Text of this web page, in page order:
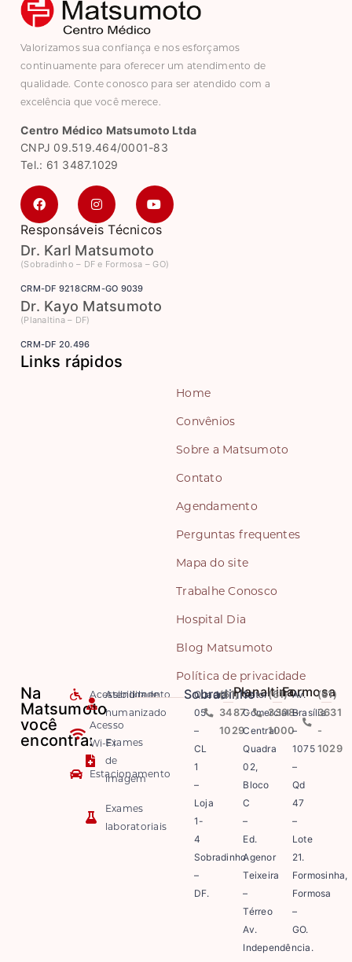
Valorizamos sua confiança e nos esforçamos
continuamente para oferecer um atendimento de
qualidade. Conte conosco para ser atendido com a
excelência que você merece.
Centro Médico Matsumoto Ltda
CNPJ 09.519.464/0001-83
Tel.: 61 3487.1029
Responsáveis Técnicos
Dr. Karl Matsumoto
(Sobradinho – DF e Formosa – GO)
CRM-DF 9218CRM-GO 9039
Dr. Kayo Matsumoto
(Planaltina – DF)
CRM-DF 20.496
Links rápidos
Home
Convênios
Sobre a Matsumoto
Contato
Agendamento
Perguntas frequentes
Mapa do site
Trabalhe Conosco
Hospital Dia
Blog Matsumoto
Política de privacidade
Na
Matsumoto
você
encontra:
Acessibilidade
Acesso
Wi-Fi
Estacionamento
Atendimento
humanizado
Exames
de
imagem
Exames
laboratoriais
Sobradinho
Quadra
05
–
CL
1
–
Loja
1-
4
Sobradinho
–
DF.
(61)
3487-
1029
Planaltina
Setor
Comercial
Central
Quadra
02,
Bloco
C
–
Ed.
Agenor
Teixeira
–
Térreo
Av.
Independência.
(61)
3308-
1000
Formosa
Av.
Brasília
–
1075
–
Qd
47
–
Lote
21.
Formosinha,
Formosa
–
GO.
(61)
3631
-
1029